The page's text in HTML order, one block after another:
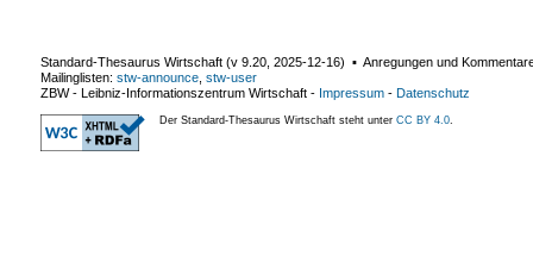
Standard-Thesaurus Wirtschaft (v 9.20 2025-12-16) ▪ Anregungen und
Mailinglisten: stw-announce stw-user
ZBW - Leibniz-Informationszentrum Wirtschaft - Impressum - Datenschutz
Der Standard-Thesaurus Wirtschaft steht unter CC BY 4.0